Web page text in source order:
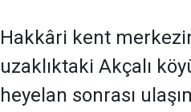
Hakkâri kent
uzaklıktaki Akçalı
heyelan sonrası